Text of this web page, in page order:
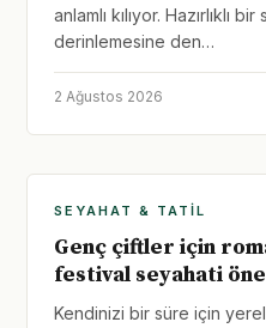
anlamlı kılıyor. Hazırlıklı
derinlemesine den…
2 Ağustos 2026
SEYAHAT & TATIL
Genç çiftler için
festival seyahati
Kendinizi bir süre için